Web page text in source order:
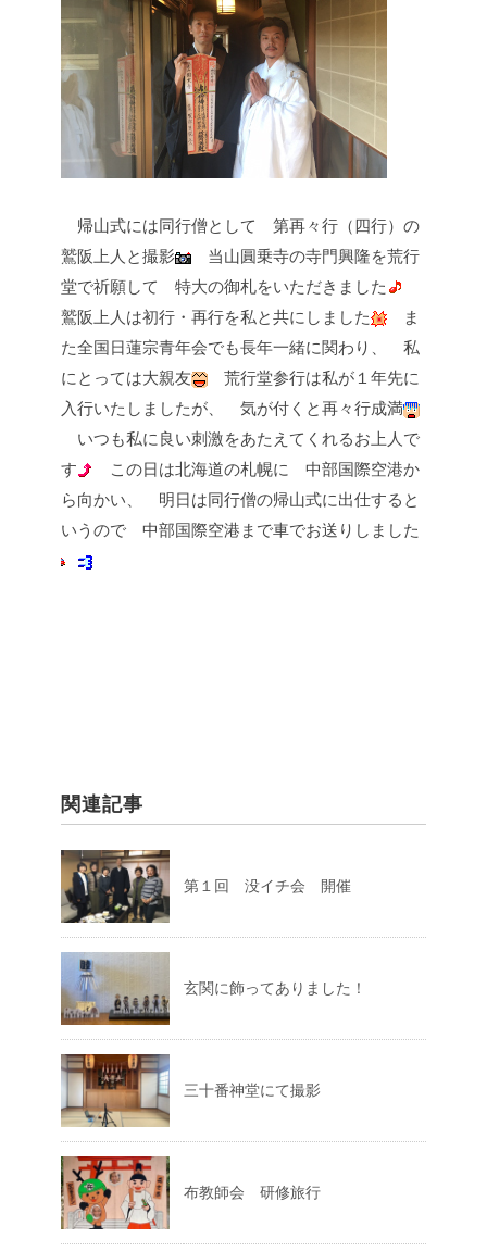
帰山式には同行僧として
第再々行（四行）の
鷲阪上人と撮影
当山圓乗寺の寺門興隆を荒行
堂で祈願して
特大の御札をいただきました
鷲阪上人は初行・再行を私と共にしました
ま
た全国日蓮宗青年会でも長年一緒に関わり、
私
にとっては大親友
荒行堂参行は私が１年先に
入行いたしましたが、
気が付くと再々行成満
いつも私に良い刺激をあたえてくれるお上人で
す
この日は北海道の札幌に
中部国際空港か
ら向かい、
明日は同行僧の帰山式に出仕すると
いうので 中部国際空港まで車でお送りしました
関連記事
第１回 没イチ会 開催
玄関に飾ってありました！
三十番神堂にて撮影
布教師会 研修旅行